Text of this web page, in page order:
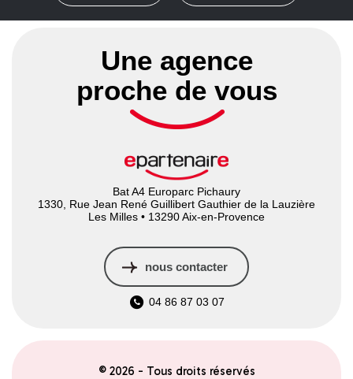
Une agence
proche de vous
Bat A4 Europarc Pichaury
1330, Rue Jean René Guillibert Gauthier de la Lauzière
Les Milles • 13290 Aix-en-Provence
nous contacter
04 86 87 03 07
© 2026 - Tous droits réservés